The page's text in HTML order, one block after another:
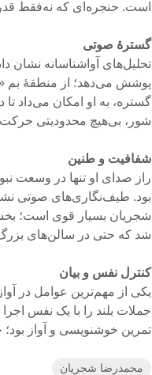
است. حنجره‌ای که نه‌فقط
گسترهٔ صوتی
تحلیل‌های آواشناسانه نشان
گستره، به او امکان می‌داد
شور، بی‌هیچ محدودیتی حرکت
شفافیت و طنین
راز صدای او تنها در وسعت
شجریان بسیار قوی است؛
شد که حتی در سالن‌های
کنترل نفس و بیان
یکی از مهم‌ترین عوامل در
جملات بلند را با یک نفس
تمرین خوشنویسی و آواز
محمدرضا شجریان